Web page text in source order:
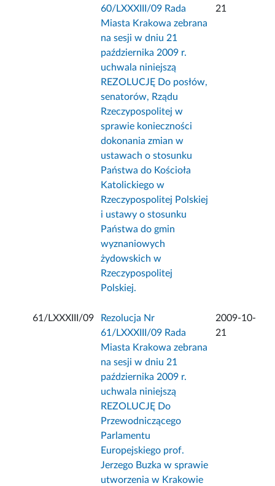
60/LXXXIII/09 Rada
Miasta Krakowa zebrana
na sesji w dniu 21
października 2009 r.
uchwala niniejszą
REZOLUCJĘ Do posłów,
senatorów, Rządu
Rzeczypospolitej w
sprawie konieczności
dokonania zmian w
ustawach o stosunku
Państwa do Kościoła
Katolickiego w
Rzeczypospolitej Polskiej
i ustawy o stosunku
Państwa do gmin
wyznaniowych
żydowskich w
Rzeczypospolitej
Polskiej.
21
61/LXXXIII/09
Rezolucja Nr
61/LXXXIII/09 Rada
Miasta Krakowa zebrana
na sesji w dniu 21
października 2009 r.
uchwala niniejszą
REZOLUCJĘ Do
Przewodniczącego
Parlamentu
Europejskiego prof.
Jerzego Buzka w sprawie
utworzenia w Krakowie
2009-10-
21